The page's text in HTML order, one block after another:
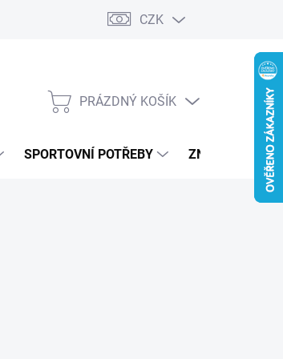
CZK
NÁKUPNÍ
PRÁZDNÝ KOŠÍK
SPORTOVNÍ POTŘEBY ZNAČKY